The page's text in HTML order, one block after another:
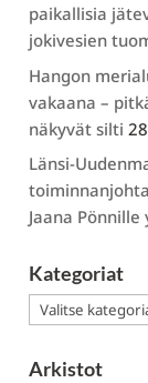
paikallisia
jokivesien
Hangon
vakaana –
näkyvät silti
Länsi-
Jaana
Kategoriat
Kategoriat
Arkistot